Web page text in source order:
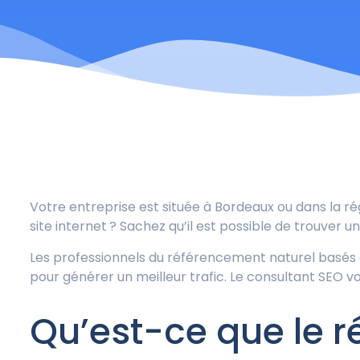
Votre entreprise est située à Bordeaux ou dans la
site internet ? Sachez qu’il est possible de trouver
Les professionnels du référencement naturel
pour générer un meilleur trafic. Le consultant SEO
Qu’est-ce que le